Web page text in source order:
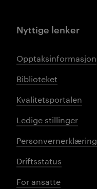
Nyttige lenker
Opptaksinformasjon
Biblioteket
Kvalitetsportalen
Ledige stillinger
Personvernerklæring
Driftsstatus
For ansatte